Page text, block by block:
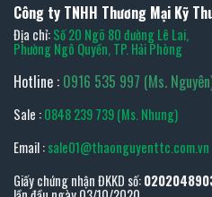
Công ty TNHH Thương Mại Kỹ
Địa chỉ:Số 20 Ngõ 80 đường Lê Lai,
Phường Ngô Quyền, TP. Hải Phòng
Hotline : 0916 535 997 (Ms.
Sale :0848 239 739 (Ms. Nhung)
Email :sale01@thaonguyenttc.com.vn
Giấy chứng nhận ĐKKD số: